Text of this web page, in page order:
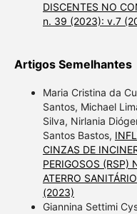
DISCENTES NO
n. 39 (2023): v.7
Artigos Semelhantes
Maria Cristina da
Santos, Michael
Silva, Nirlania
Santos Bastos,
CINZAS DE
PERIGOSOS (RSP)
ATERRO SANITÁRIO
(2023)
Giannina Settimi